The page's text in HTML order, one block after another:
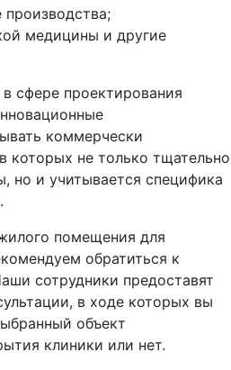
медицины и другие
сфере проектирования
коммерчески
которых не только тщательно
но и учитывается специфика
помещения для
обратиться к
сотрудники предоставят
в ходе которых вы
объект
клиники или нет.